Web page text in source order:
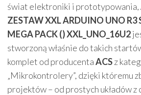
świat elektroniki i prototypowania,
ZESTAW XXL ARDUINO UNO R3
MEGA PACK () XXL_UNO_16U2
stworzoną właśnie do takich
komplet od producentaACSz
„Mikrokontrolery”, dzięki któremu
projektów – od prostych układów z